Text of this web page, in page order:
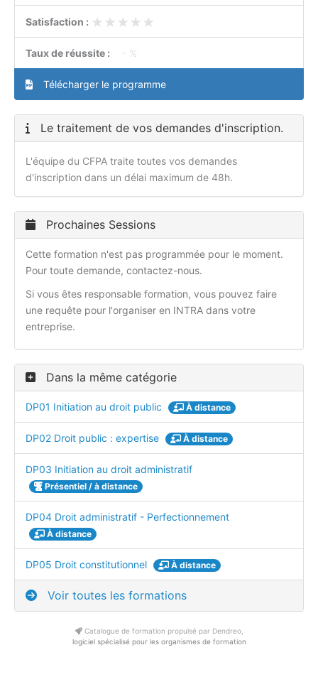
Satisfaction : ★★★★★
★★★★★
Taux de réussite : - %
Télécharger le programme
Le traitement de vos demandes d'inscription.
L'équipe du CFPA traite toutes vos demandes
d'inscription dans un délai maximum de 48h.
Prochaines Sessions
Cette formation n'est pas programmée pour le moment.
Pour toute demande, contactez-nous.
Si vous êtes responsable formation, vous pouvez faire
une requête pour l'organiser en INTRA dans votre
entreprise.
Dans la même catégorie
DP01 Initiation au droit public À distance
DP02 Droit public : expertise À distance
DP03 Initiation au droit administratif
Présentiel / à distance
DP04 Droit administratif - Perfectionnement
À distance
DP05 Droit constitutionnel À distance
Voir toutes les formations
Catalogue de formation propulsé par Dendreo,
logiciel spécialisé pour les organismes de formation